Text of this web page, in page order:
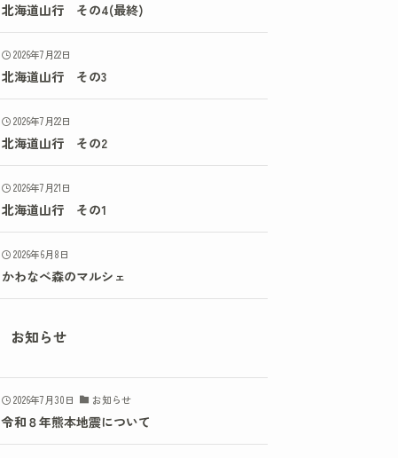
北海道山行 その4(最終)
2026年7月22日
北海道山行 その3
2026年7月22日
北海道山行 その2
2026年7月21日
北海道山行 その1
2026年6月8日
かわなべ森のマルシェ
お知らせ
2026年7月30日 お知らせ
令和８年熊本地震について